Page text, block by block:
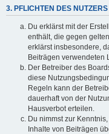
3. PFLICHTEN DES NUTZERS
Du erklärst mit der
enthält, die gegen
erklärst insbesondere,
Beiträgen verwendeten
Der Betreiber des
diese
Regeln kann der
dauerhaft von der
Hausverbot erteilen.
Du nimmst zur
Inhalte von Beiträgen